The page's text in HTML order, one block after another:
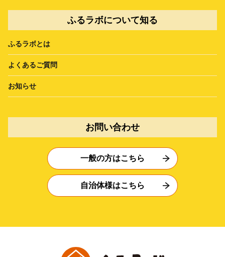
ふるラボについて知る
ふるラボとは
よくあるご質問
お知らせ
お問い合わせ
一般の方はこちら
自治体様はこちら